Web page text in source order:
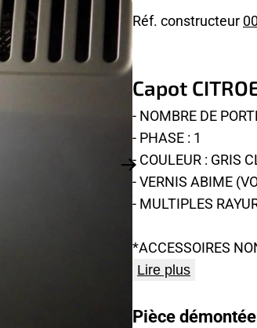
Réf. constructeur
Capot
- NOMBRE DE
- PHASE : 1
- COULEUR : GRIS
- VERNIS ABIME
- MULTIPLES
*ACCESSOIRES
Lire plus
Pièce